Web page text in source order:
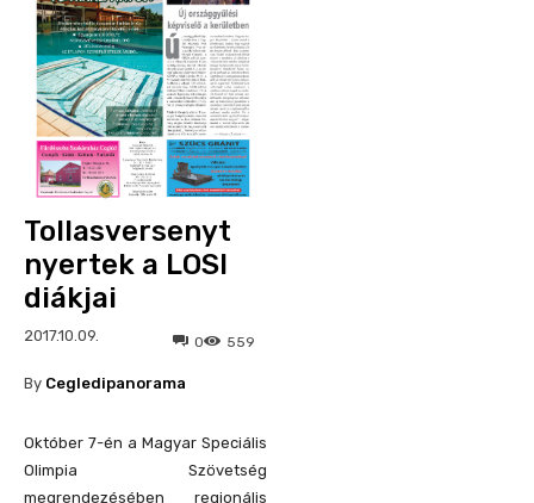
Tollasversenyt
nyertek a LOSI
diákjai
2017.10.09. 559
0
By Cegledipanorama
Október 7-én a Magyar Speciális
Olimpia Szövetség
megrendezésében regionális